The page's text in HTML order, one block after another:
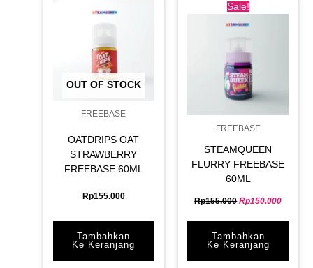
OUT OF STOCK
FREEBASE
OATDRIPS OAT
STRAWBERRY
FREEBASE 60ML
Rp155.000
Tambahkan
Ke Keranjang
Sale!
FREEBASE
STEAMQUEEN
FLURRY FREEBASE
60ML
Rp155.000
price
was:
Rp155.000.
Rp150.000
is:
Tambahkan
Ke Keranjang